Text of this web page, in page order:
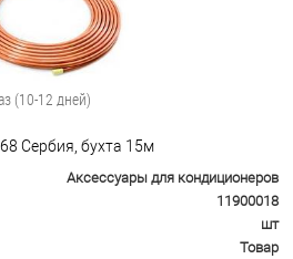
(10-12 дней)
Сербия, бухта 15м
Аксессуары для кондиционеров
11900018
шт
Товар